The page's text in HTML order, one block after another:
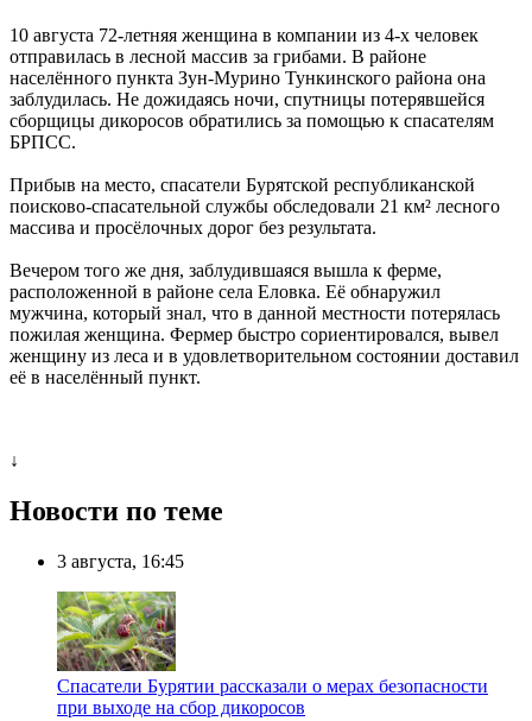
10 августа 72-летняя женщина в компании из 4-х человек
отправилась в лесной массив за грибами. В районе
населённого пункта Зун-Мурино Тункинского района она
заблудилась. Не дожидаясь ночи, спутницы потерявшейся
сборщицы дикоросов обратились за помощью к спасателям
БРПСС.
Прибыв на место, спасатели Бурятской республиканской
поисково-спасательной службы обследовали 21 км² лесного
массива и просёлочных дорог без результата.
Вечером того же дня, заблудившаяся вышла к ферме,
расположенной в районе села Еловка. Её обнаружил
мужчина, который знал, что в данной местности потерялась
пожилая женщина. Фермер быстро сориентировался, вывел
женщину из леса и в удовлетворительном состоянии доставил
её в населённый пункт.
↓
Новости по теме
3 августа, 16:45
Спасатели Бурятии рассказали о мерах безопасности
при выходе на сбор дикоросов